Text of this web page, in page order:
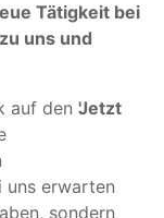
Tätigkeit bei
uns und
auf den 'Jetzt
uns erwarten
sondern